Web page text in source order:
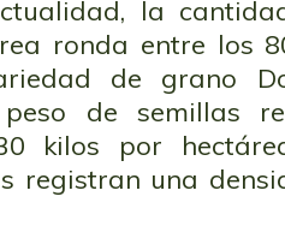
la
ronda entre los
de grano
de semillas
kilos por
registran una